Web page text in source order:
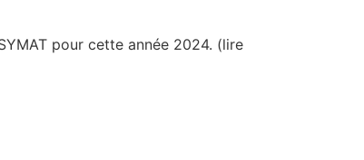
pour cette année 2024. (lire